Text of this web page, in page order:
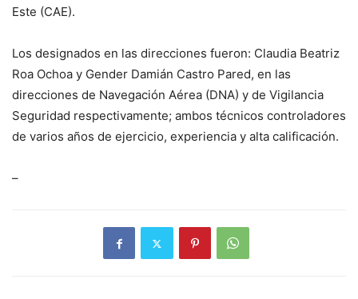
Este (CAE).
Los designados en las direcciones fueron: Claudia Beatriz
Roa Ochoa y Gender Damián Castro Pared, en las
direcciones de Navegación Aérea (DNA) y de Vigilancia
Seguridad respectivamente; ambos técnicos controladores
de varios años de ejercicio, experiencia y alta calificación.
–